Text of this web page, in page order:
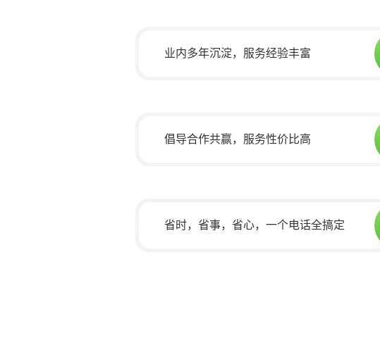
业内多年沉淀，服务经验丰富
倡导合作共赢，服务性价比高
省时，省事，省心，一个电话全搞定